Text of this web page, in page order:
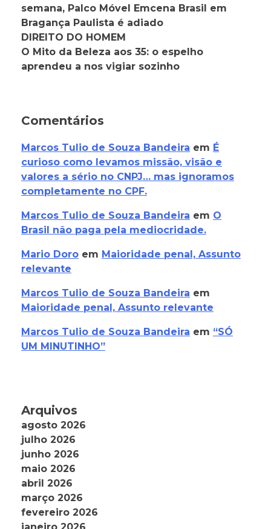
semana, Palco Móvel Emcena Brasil em
Bragança Paulista é adiado
DIREITO DO HOMEM
O Mito da Beleza aos 35: o espelho
aprendeu a nos vigiar sozinho
Comentários
Marcos Tulio de Souza Bandeira em É
curioso como levamos missão, visão e
valores a sério no CNPJ… mas ignoramos
completamente no CPF.
Marcos Tulio de Souza Bandeira em O
Brasil não paga pela mediocridade.
Mario Doro em Maioridade penal, Assunto
relevante
Marcos Tulio de Souza Bandeira em
Maioridade penal, Assunto relevante
Marcos Tulio de Souza Bandeira em “SÓ
UM MINUTINHO”
Arquivos
agosto 2026
julho 2026
junho 2026
maio 2026
abril 2026
março 2026
fevereiro 2026